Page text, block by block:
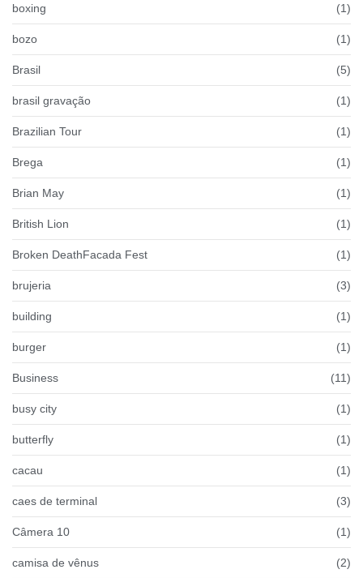
boxing (1)
bozo (1)
Brasil (5)
brasil gravação (1)
Brazilian Tour (1)
Brega (1)
Brian May (1)
British Lion (1)
Broken DeathFacada Fest (1)
brujeria (3)
building (1)
burger (1)
Business (11)
busy city (1)
butterfly (1)
cacau (1)
caes de terminal (3)
Câmera 10 (1)
camisa de vênus (2)